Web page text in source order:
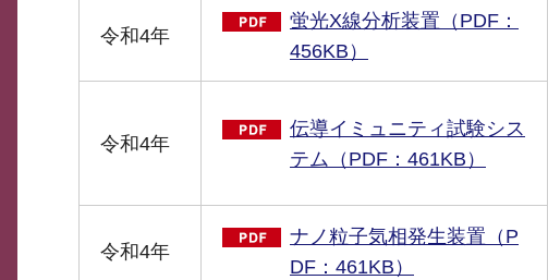
令和4年
蛍光X線分析装置（PDF：
456KB）
令和4年
伝導イミュニティ試験シス
テム（PDF：461KB）
令和4年
ナノ粒子気相発生装置（P
DF：461KB）